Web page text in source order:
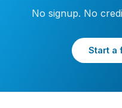
No signup. No
Start a